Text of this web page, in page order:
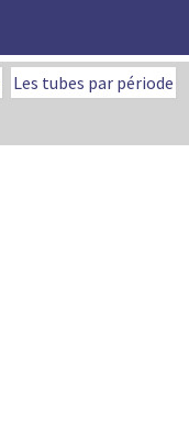
Les tubes par période